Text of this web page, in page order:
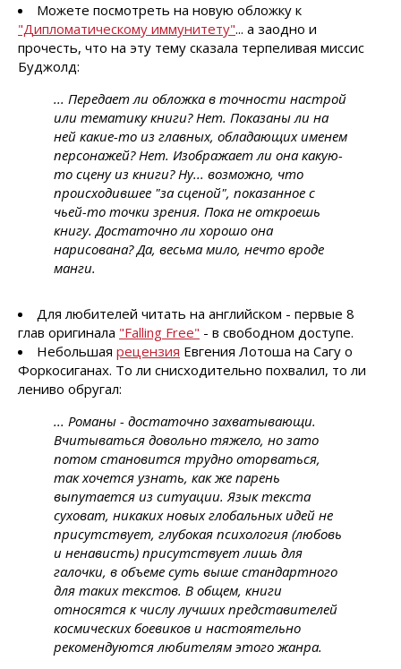
Можете посмотреть на новую обложку к
"Дипломатическому иммунитету"... а заодно и
прочесть, что на эту тему сказала терпеливая миссис
Буджолд:
... Передает ли обложка в точности настрой
или тематику книги? Нет. Показаны ли на
ней какие-то из главных, обладающих именем
персонажей? Нет. Изображает ли она какую-
то сцену из книги? Ну... возможно, что
происходившее "за сценой", показанное с
чьей-то точки зрения. Пока не откроешь
книгу. Достаточно ли хорошо она
нарисована? Да, весьма мило, нечто вроде
манги.
Для любителей читать на английском - первые 8
глав оригинала "Falling Free" - в свободном доступе.
Небольшая рецензия Евгения Лотоша на Сагу о
Форкосиганах. То ли снисходительно похвалил, то ли
лениво обругал:
... Романы - достаточно захватывающи.
Вчитываться довольно тяжело, но зато
потом становится трудно оторваться,
так хочется узнать, как же парень
выпутается из ситуации. Язык текста
суховат, никаких новых глобальных идей не
присутствует, глубокая психология (любовь
и ненависть) присутствует лишь для
галочки, в объеме суть выше стандартного
для таких текстов. В общем, книги
относятся к числу лучших представителей
космических боевиков и настоятельно
рекомендуются любителям этого жанра.